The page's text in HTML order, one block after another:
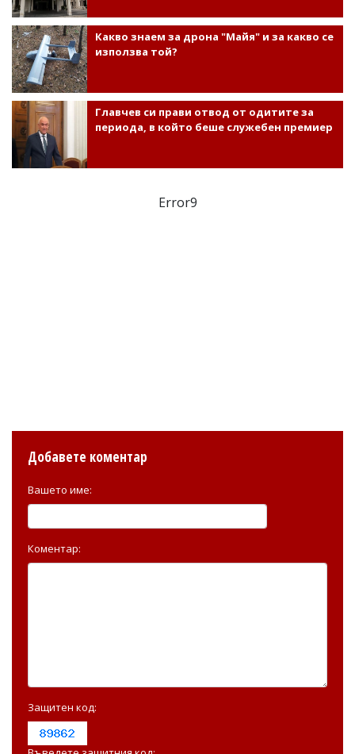
Какво знаем за дрона "Майя" и за какво се
използва той?
Главчев си прави отвод от одитите за
периода, в който беше служебен премиер
Error9
Добавете коментар
Вашето име:
Коментар:
Защитен код: